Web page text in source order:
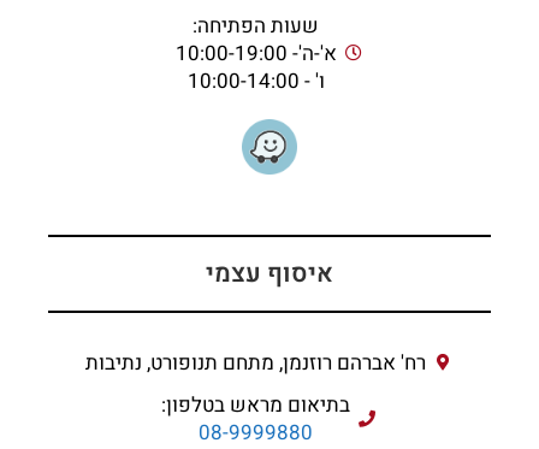
שעות הפתיחה:
א'-ה'- 10:00-19:00
ו' - 10:00-14:00
איסוף עצמי
רח' אברהם רוזנמן, מתחם תנופורט, נתיבות
בתיאום מראש בטלפון:
08-9999880